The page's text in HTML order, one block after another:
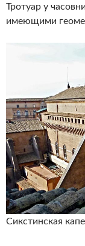
Тротуар у
имеющими
Сикстинская